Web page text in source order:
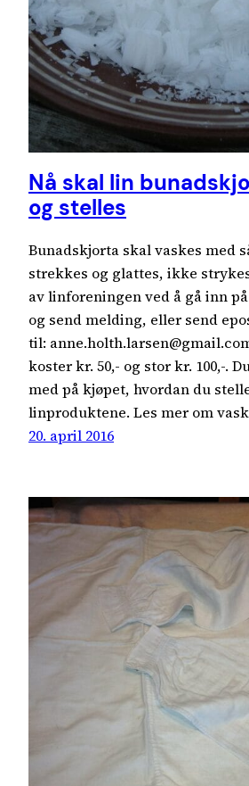
Nå skal lin
og stelles
Bunadskjorta skal vaskes med
strekkes og glattes, ikke
av linforeningen ved å gå inn på
og send melding, eller send
til:
koster kr. 50,- og stor kr. 100,-.
med på kjøpet, hvordan du
linproduktene. Les mer om
20. april 2016